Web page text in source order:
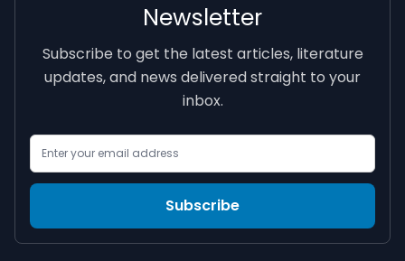
Newsletter
Subscribe to get the latest articles, literature
updates, and news delivered straight to your
inbox.
Subscribe